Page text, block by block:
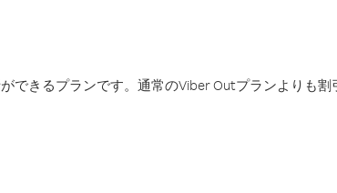
できるプランです。通常のViber Outプランよりも